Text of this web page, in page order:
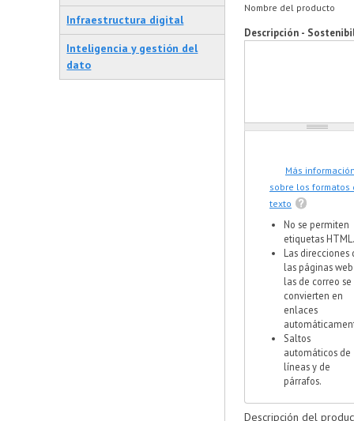
Infraestructura digital
Inteligencia y gestión del
dato
Nombre del producto
Descripción -
Más
sobre los formatos
texto
No se permiten
etiquetas HTML.
Las direcciones
las páginas
las de correo se
convierten en
enlaces
Saltos
automáticos de
líneas y de
párrafos.
Descripción del